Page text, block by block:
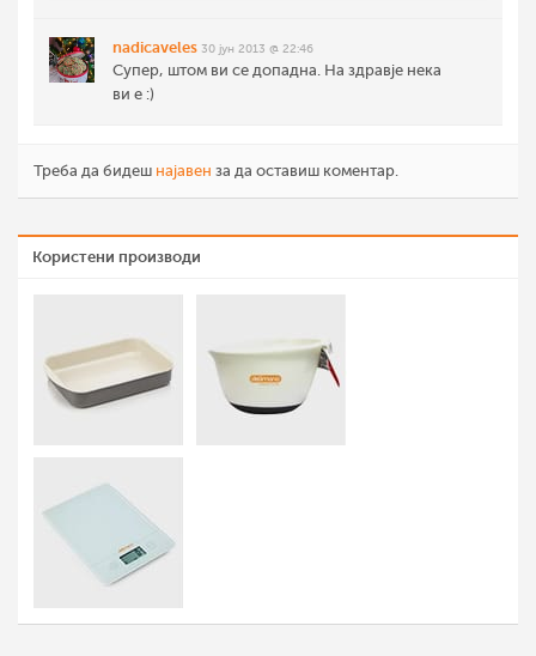
nadicaveles 30 јун 2013 @ 22:46
Супер, штом ви се допадна. На здравје нека
ви е :)
Треба да бидеш најавен за да оставиш коментар.
Користени производи